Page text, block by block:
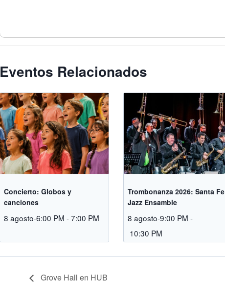
Eventos Relacionados
Concierto: Globos y
canciones
8 agosto-6:00 PM -7:00 PM
Trombonanza 2026: Santa Fe
Jazz Ensamble
8 agosto-9:00 PM -
10:30 PM
Grove Hall en HUB